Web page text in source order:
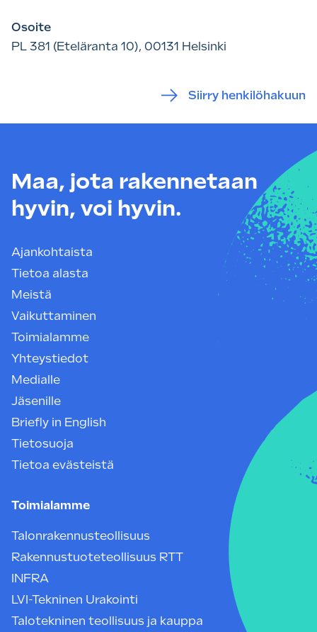
Osoite
PL 381 (Eteläranta 10), 00131 Helsinki
Siirry henkilöhakuun
Maa, jota rakennetaan
hyvin, voi hyvin.
Ajankohtaista
Tietoa alasta
Meistä
Vaikuttaminen
Toimialamme
Yhteystiedot
Medialle
Jäsenille
Briefly in English
Tietosuoja
Tietoa evästeistä
Toimialamme
Talonrakennusteollisuus
Rakennustuoteteollisuus RTT
INFRA
LVI-Tekninen Urakointi
Talotekninen teollisuus ja kauppa